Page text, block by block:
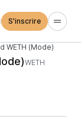
S'inscrire
WETH (Mode)
WETH